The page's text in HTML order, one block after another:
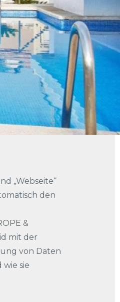
„Webseite“
den
&
mit der
von Daten
sie